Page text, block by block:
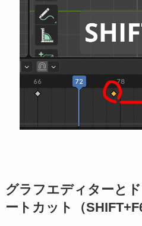
グラフエディターと
ートカット（